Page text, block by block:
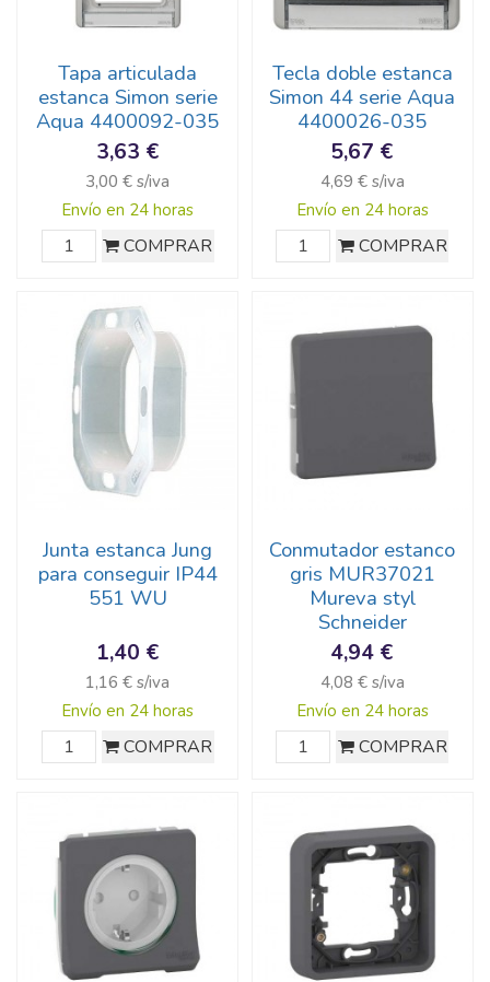
Tapa articulada
estanca Simon serie
Aqua 4400092-035
3,63 €
3,00 € s/iva
Envío en 24 horas
COMPRAR
Tecla doble estanca
Simon 44 serie Aqua
4400026-035
5,67 €
4,69 € s/iva
Envío en 24 horas
COMPRAR
Junta estanca Jung
para conseguir IP44
551 WU
1,40 €
1,16 € s/iva
Envío en 24 horas
COMPRAR
Conmutador estanco
gris MUR37021
Mureva styl
Schneider
4,94 €
4,08 € s/iva
Envío en 24 horas
COMPRAR